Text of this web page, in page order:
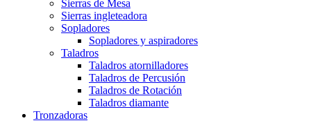
Sierras de Mesa
Sierras ingleteadora
Sopladores
Sopladores y aspiradores
Taladros
Taladros atornilladores
Taladros de Percusión
Taladros de Rotación
Taladros diamante
Tronzadoras